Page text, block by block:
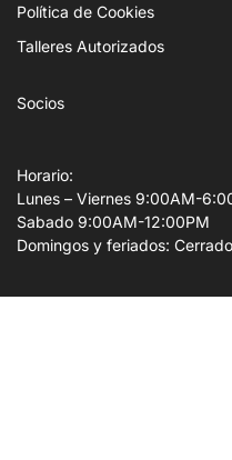
Política de Cookies
Talleres Autorizados
Socios
Horario:
Lunes – Viernes 9:00AM-
Sabado 9:00AM-12:00PM
Domingos y feriados: Cerrado